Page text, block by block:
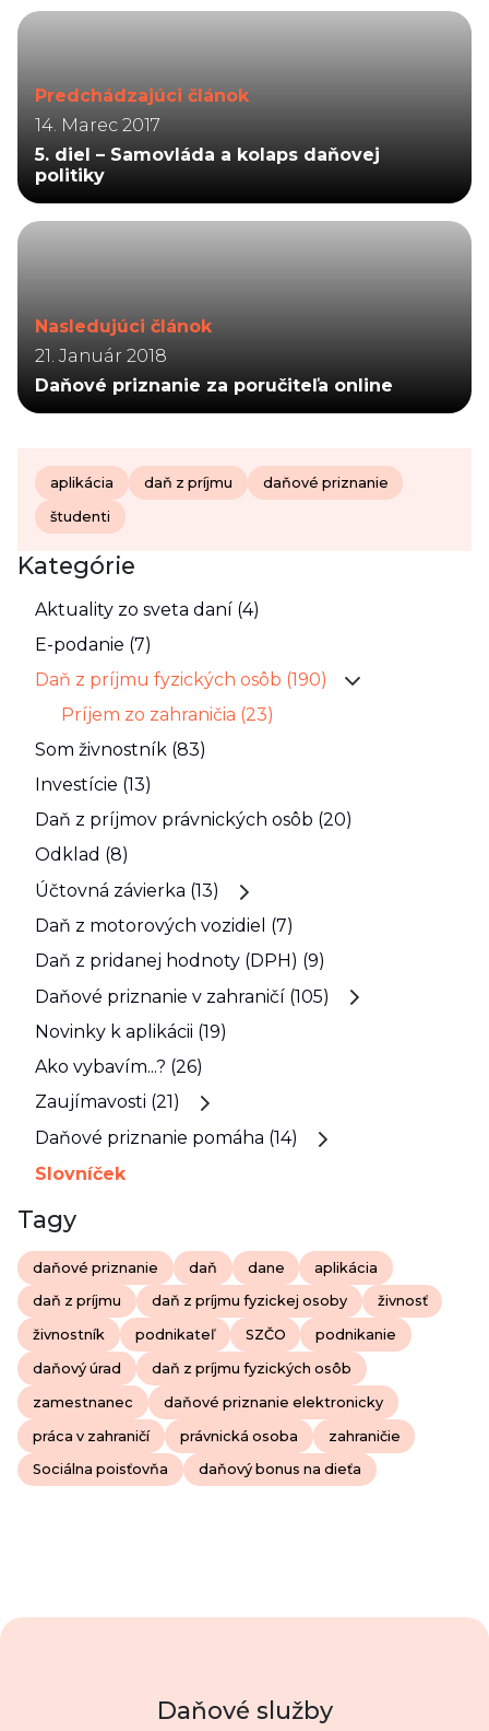
Predchádzajúci článok
14. Marec 2017
5. diel – Samovláda a kolaps daňovej
politiky
Nasledujúci článok
21. Január 2018
Daňové priznanie za poručiteľa online
aplikácia daň z príjmu daňové priznanie
študenti
Kategórie
Aktuality zo sveta daní (4)
E-podanie (7)
Daň z príjmu fyzických osôb (190)
Príjem zo zahraničia (23)
Som živnostník (83)
Investície (13)
Daň z príjmov právnických osôb (20)
Odklad (8)
Účtovná závierka (13)
Daň z motorových vozidiel (7)
Daň z pridanej hodnoty (DPH) (9)
Daňové priznanie v zahraničí (105)
Novinky k aplikácii (19)
Ako vybavím...? (26)
Zaujímavosti (21)
Daňové priznanie pomáha (14)
Slovníček
Tagy
daňové priznanie daň dane aplikácia
daň z príjmu daň z príjmu fyzickej osoby živnosť
živnostník podnikateľ SZČO podnikanie
daňový úrad daň z príjmu fyzických osôb
zamestnanec daňové priznanie elektronicky
práca v zahraničí právnická osoba zahraničie
Sociálna poisťovňa daňový bonus na dieťa
Daňové služby